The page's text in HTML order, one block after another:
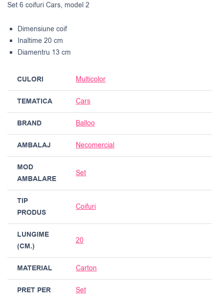
Set 6 coifuri Cars, model 2
Dimensiune coif
Inaltime 20 cm
Diamentru 13 cm
CULORI Multicolor
TEMATICA Cars
BRAND Balloo
AMBALAJ Necomercial
MOD
AMBALARE
Set
TIP
PRODUS
Coifuri
LUNGIME
(CM.)
20
MATERIAL Carton
PRET PER Set